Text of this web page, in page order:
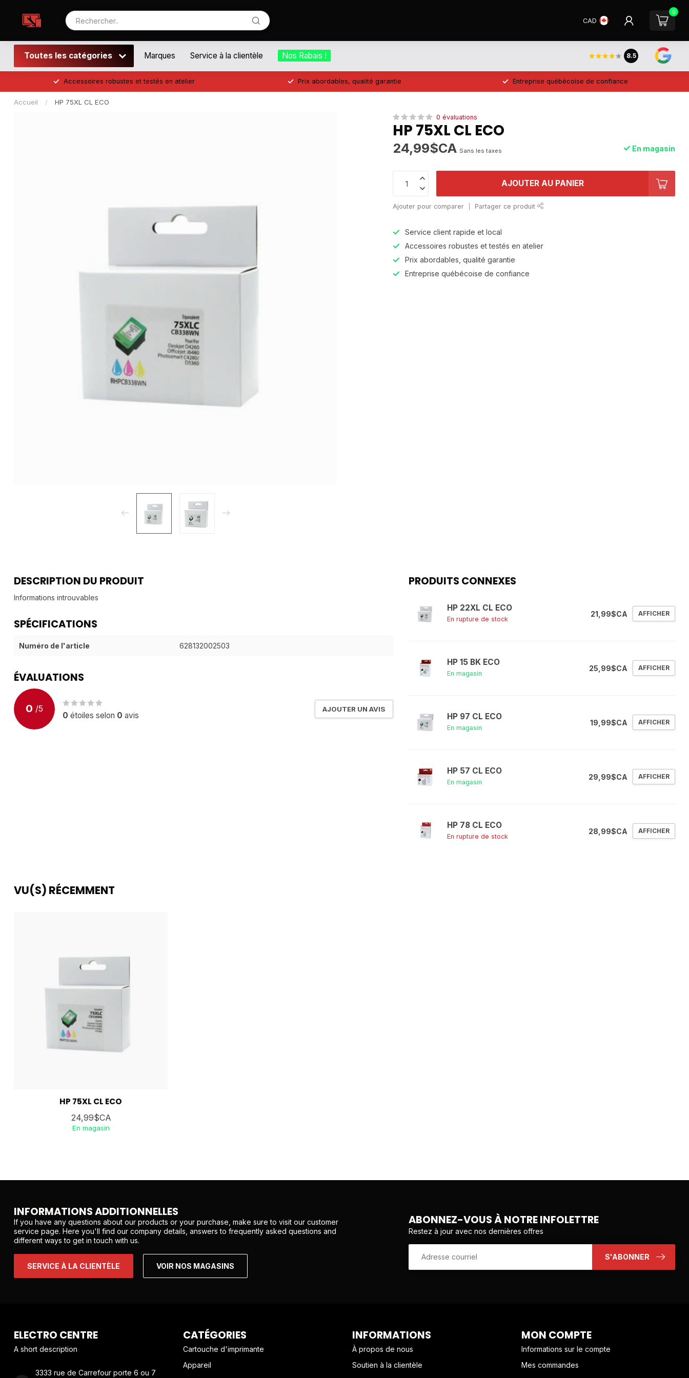
CAD
0
Toutes les catégories Marques Service à la clientèle Nos Rabais ! 8.5
Accessoires robustes et testés en atelier Prix abordables, qualité garantie Entreprise québécoise de confiance
Accueil / HP 75XL CL ECO
0 évaluations
HP 75XL CL ECO
24,99$CA Sans les taxes En magasin
AJOUTER AU PANIER
Ajouter pour comparer Partager ce produit
Service client rapide et local
Accessoires robustes et testés en atelier
Prix abordables, qualité garantie
Entreprise québécoise de confiance
DESCRIPTION DU PRODUIT
Informations introuvables
SPÉCIFICATIONS
Numéro de l'article 628132002503
ÉVALUATIONS
0 /5
0 étoiles selon 0 avis
AJOUTER UN AVIS
PRODUITS CONNEXES
HP 22XL CL ECO
En rupture de stock
21,99$CA AFFICHER
HP 15 BK ECO
En magasin
25,99$CA AFFICHER
HP 97 CL ECO
En magasin
19,99$CA AFFICHER
HP 57 CL ECO
En magasin
29,99$CA AFFICHER
HP 78 CL ECO
En rupture de stock
28,99$CA AFFICHER
VU(S) RÉCEMMENT
HP 75XL CL ECO
24,99$CA
En magasin
INFORMATIONS ADDITIONNELLES
If you have any questions about our products or your purchase, make sure to visit our customer
service page. Here you'll find our company details, answers to frequently asked questions and
different ways to get in touch with us.
SERVICE À LA CLIENTÈLE VOIR NOS MAGASINS
ABONNEZ-VOUS À NOTRE INFOLETTRE
Restez à jour avec nos dernières offres
S'ABONNER
ELECTRO CENTRE
A short description
3333 rue de Carrefour porte 6 ou 7
CATÉGORIES
Cartouche d'imprimante
Appareil
INFORMATIONS
À propos de nous
Soutien à la clientèle
MON COMPTE
Informations sur le compte
Mes commandes